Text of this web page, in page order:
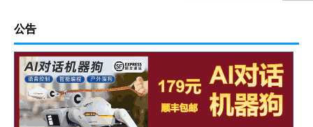
公告